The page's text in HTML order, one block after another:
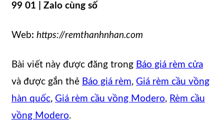
99 01 | Zalo cùng số
Web: https://remthanhnhan.com
Bài viết này được đăng trong Báo giá rèm cửa
và được gắn thẻ Báo giá rèm, Giá rèm cầu vồng
hàn quốc, Giá rèm cầu vồng Modero, Rèm cầu
vồng Modero.